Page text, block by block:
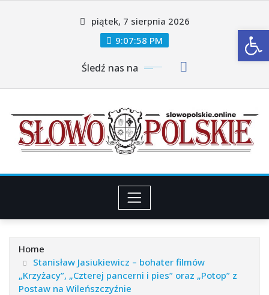
piątek, 7 sierpnia 2026
9:08:00 PM
Śledź nas na
Home
Stanisław Jasiukiewicz – bohater filmów
„Krzyżacy”, „Czterej pancerni i pies” oraz „Potop” z
Postaw na Wileńszczyźnie